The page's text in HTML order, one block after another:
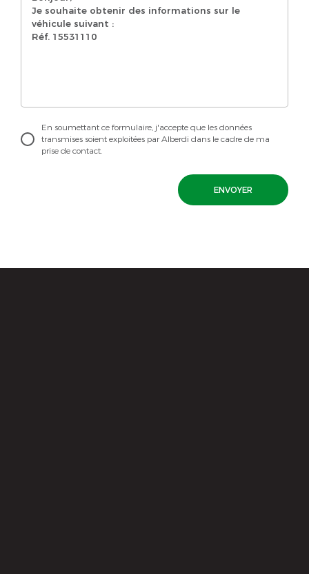
En soumettant ce formulaire, j'accepte que les données
transmises soient exploitées par Alberdi dans le cadre de ma
prise de contact.
ENVOYER